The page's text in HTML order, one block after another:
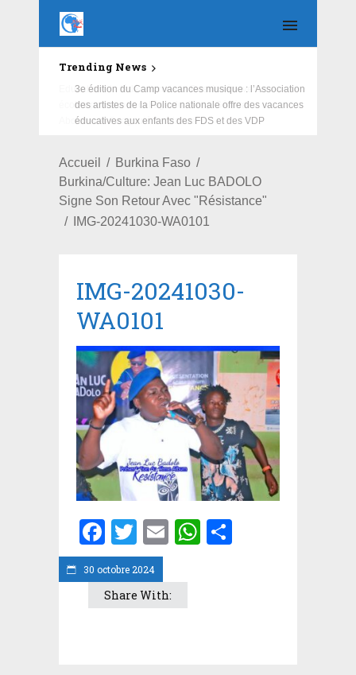
Trending News
Education : la fédération de la Russie rénove les
écoles primaire et collège du Camp Général
Aboubacar Sangoulé Lamizana
Accueil
Burkina Faso
Burkina/Culture: Jean Luc BADOLO
Signe Son Retour Avec "Résistance"
IMG-20241030-WA0101
30 octobre 2024
IMG-20241030-
WA0101
Facebook
Twitter
EmailWhatsApp
Share With: